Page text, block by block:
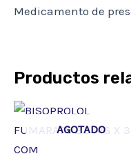
Medicamento de
Productos
AGOTADO